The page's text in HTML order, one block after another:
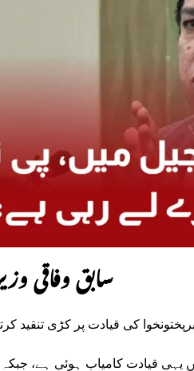
سابق وفاقی
کی قیادت پر کڑی تنقید
قیادت کامیاب ہوئی ہے، جبکہ